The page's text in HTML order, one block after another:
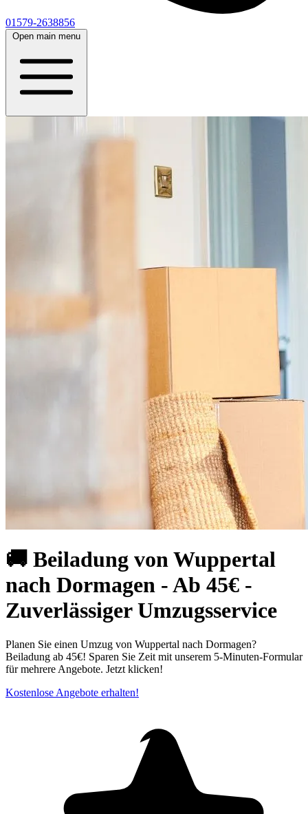
01579-2638856
Open main menu
🚚 Beiladung von Wuppertal
nach Dormagen - Ab 45€ -
Zuverlässiger Umzugsservice
Planen Sie einen Umzug von Wuppertal⁠ nach Dormagen?
Beiladung ab 45€! Sparen Sie Zeit mit unserem 5-Minuten-Formular
für mehrere Angebote. Jetzt klicken!
Kostenlose Angebote erhalten!